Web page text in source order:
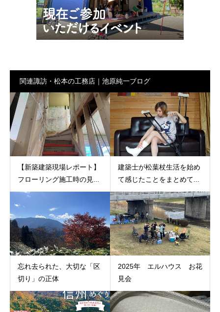
関連諏訪・松本の工務店｜池原純一ブログ
【新築建築現場レポート】
フローリング施工時の見...
建築士が松葉杖生活を始め
て感じたことをまとめて...
忘れ去られた、大切な「区
切り」の正体
2025年 エルハウス お花
見会